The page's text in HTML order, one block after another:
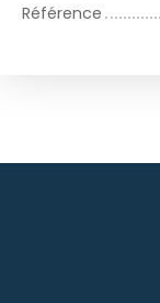
Référence